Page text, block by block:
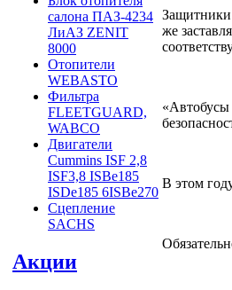
салона ПАЗ-4234
ЛиАЗ ZENIT
8000
Отопители
WEBASTO
Фильтра
FLEETGUARD,
WABCO
Двигатели
Cummins ISF 2,8
ISF3,8 ISBe185
ISDe185 6ISBe270
Сцепление
SACHS
Акции
Защитники
же
«Автобусы
В этом